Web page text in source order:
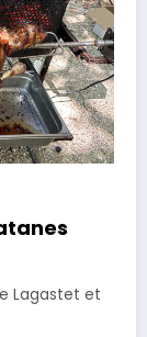
Lagastet et